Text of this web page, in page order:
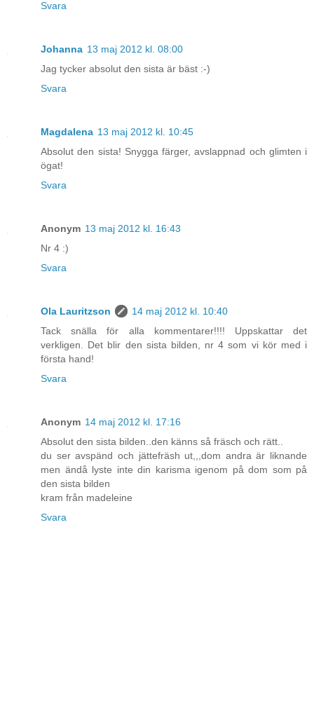
Svara
Johanna 13 maj 2012 kl. 08:00
Jag tycker absolut den sista är bäst :-)
Svara
Magdalena 13 maj 2012 kl. 10:45
Absolut den sista! Snygga färger, avslappnad och glimten i
ögat!
Svara
Anonym 13 maj 2012 kl. 16:43
Nr 4 :)
Svara
Ola Lauritzson
14 maj 2012 kl. 10:40
Tack snälla för alla kommentarer!!!! Uppskattar det
verkligen. Det blir den sista bilden, nr 4 som vi kör med i
första hand!
Svara
Anonym 14 maj 2012 kl. 17:16
Absolut den sista bilden..den känns så fräsch och rätt..
du ser avspänd och jättefräsh ut,,,dom andra är liknande
men ändå lyste inte din karisma igenom på dom som på
den sista bilden
kram från madeleine
Svara